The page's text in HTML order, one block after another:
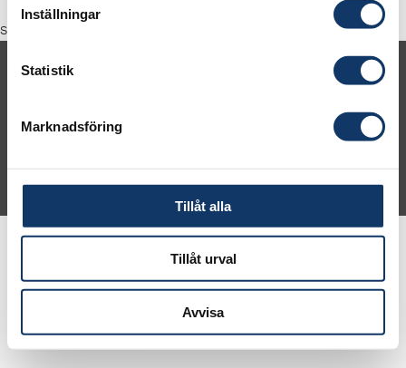
Inställningar
Statistik
Marknadsföring
Tillåt alla
Tillåt urval
Avvisa
styrelseordförande Flerie, IVA-ledamot
Om IVA